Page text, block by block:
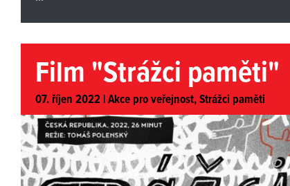
Film "Strážci paměti"
07. říjen 2022 |Akce pro veřejnost,Strážci paměti